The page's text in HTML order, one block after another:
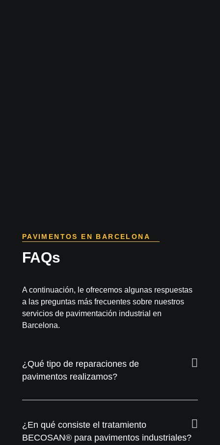
PAVIMENTOS EN BARCELONA
FAQs
A continuación, le ofrecemos algunas respuestas
a las preguntas más frecuentes sobre nuestros
servicios de pavimentación industrial en
Barcelona.
¿Qué tipo de reparaciones de
pavimentos realizamos?
¿En qué consiste el tratamiento
BECOSAN® para pavimentos industriales?